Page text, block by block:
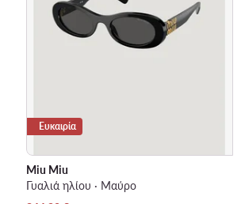
Ευκαιρία
Miu Miu
Γυαλιά ηλίου · Μαύρο